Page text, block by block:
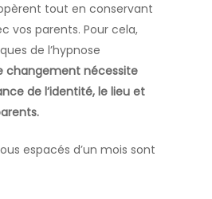
tout en conservant
vos parents. Pour cela,
de l’hypnose
changement nécessite
de l’identité, le lieu et
espacés d’un mois sont